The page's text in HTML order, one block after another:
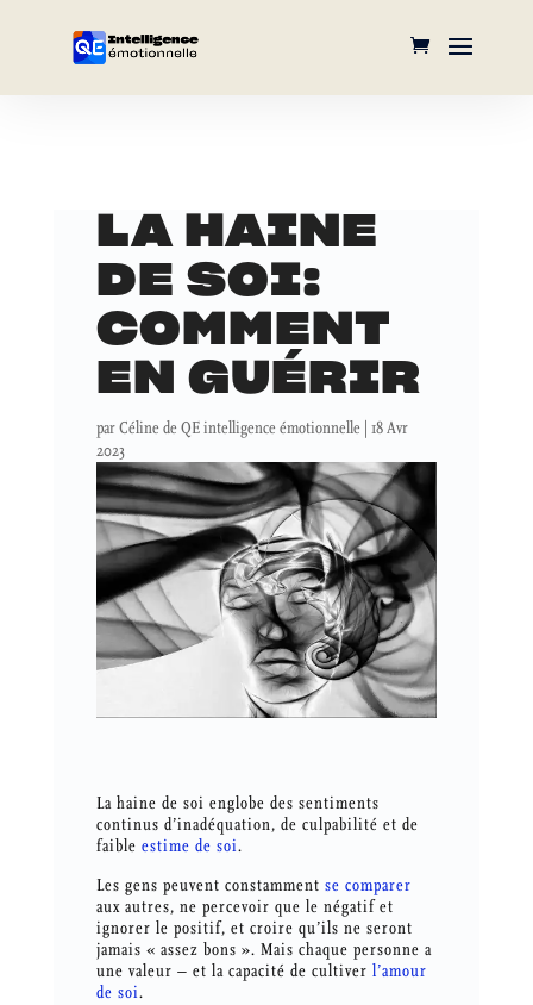
LA HAINE
DE SOI:
COMMENT
EN GUÉRIR
parCéline de QE intelligence émotionnelle 18 Avr
2023
La haine de soi englobe des sentiments
continus d’inadéquation, de culpabilité et de
faible estime de soi.
Les gens peuvent constamment se comparer
aux autres, ne percevoir que le négatif et
ignorer le positif, et croire qu’ils ne seront
jamais « assez bons ». Mais chaque personne a
une valeur – et la capacité de cultiver l’amour
de soi.